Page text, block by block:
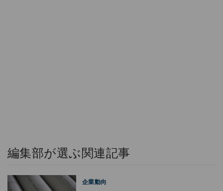
編集部が選ぶ関連記事
企業動向